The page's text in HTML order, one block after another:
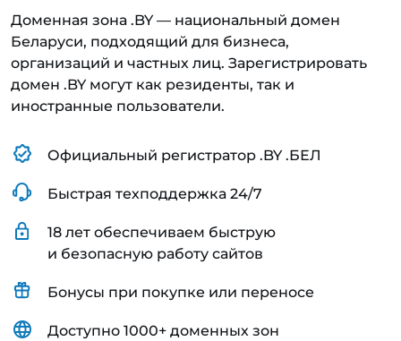
Доменная зона .BY — национальный домен
Беларуси, подходящий для бизнеса,
организаций и частных лиц. Зарегистрировать
домен .BY могут как резиденты, так и
иностранные пользователи.
Официальный регистратор .BY .БЕЛ
Быстрая техподдержка 24/7
18 лет обеспечиваем быструю
и безопасную работу сайтов
Бонусы при покупке или переносе
Доступно 1000+ доменных зон